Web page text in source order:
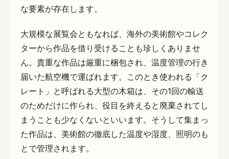
な要素が存在します。
大規模な展覧会ともなれば、海外の美術館やコレク
ターから作品を借り受けることも珍しくありませ
ん。貴重な作品は厳重に梱包され、温度管理の行き
届いた航空機で運ばれます。このとき使われる「ク
レート」と呼ばれる大型の木箱は、その1回の輸送
のためだけに作られ、役目を終えると廃棄されてし
まうことも少なくないといいます。そうして集まっ
た作品は、美術館の徹底した温度や湿度、照明のも
とで管理されます。